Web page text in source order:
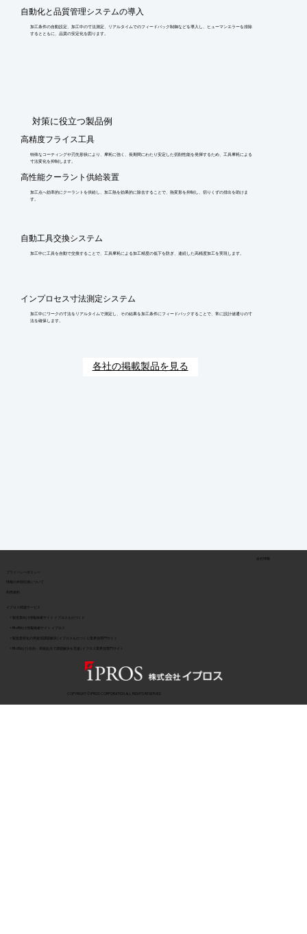
自動化と品質管理システムの導入
加工条件の自動設定、加工中の寸法測定、リアルタイムでのフィードバック制御などを導入し、ヒューマンエラーを排除
するとともに、品質の安定化を図ります。
​対策に役立つ製品例
高精度フライス工具
特殊なコーティングや刃先形状により、摩耗に強く、長期間にわたり安定した切削性能を発揮するため、工具摩耗による
寸法変化を抑制します。
高性能クーラント供給装置
加工点へ効率的にクーラントを供給し、加工熱を効果的に除去することで、熱変形を抑制し、切りくずの排出を助けま
す。
自動工具交換システム
加工中に工具を自動で交換することで、工具摩耗による加工精度の低下を防ぎ、連続した高精度加工を実現します。
インプロセス寸法測定システム
加工中にワークの寸法をリアルタイムで測定し、その結果を加工条件にフィードバックすることで、常に設計値通りの寸
法を確保します。
各社の掲載製品を見る
​情報の外部伝達について
会社情報
COPYRIGHT © IPROS CORPORATION ALL RIGHTS RESERVED
> 製造業特化の用途別課題解決 | イプロスものづくり業界別専門サイト
> BtoB向け情報検索サイト イプロス
> BtoB向け | 目的・用途起点で課題解決を支援 | イプロス業界別専門サイト
> 製造業向け情報検索サイト イプロスものづくり
イプロス関連サービス